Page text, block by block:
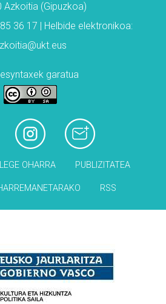
Azkoitia (Gipuzkoa)
36 17 | Helbide elektronikoa:
garatua
LEGE OHARRA PUBLIZITATEA
RSS